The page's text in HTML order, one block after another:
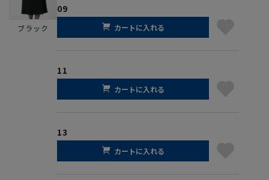
ブラック
09
カートに入れる
11
カートに入れる
13
カートに入れる